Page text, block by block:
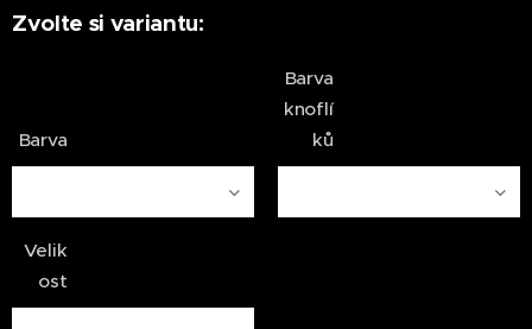
Zvolte si variantu:
Barva
Barva
knoflí
ků
Velik
ost